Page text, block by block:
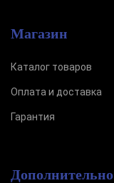
Магазин
Каталог товаров
Оплата и доставка
Гарантия
Дополнительно